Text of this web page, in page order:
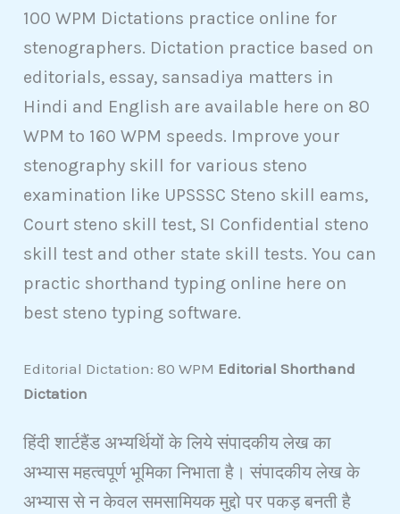
100 WPM Dictations practice online for
stenographers. Dictation practice based on
editorials, essay, sansadiya matters in
Hindi and English are available here on 80
WPM to 160 WPM speeds. Improve your
stenography skill for various steno
examination like UPSSSC Steno skill eams,
Court steno skill test, SI Confidential steno
skill test and other state skill tests. You can
practic shorthand typing online here on
best steno typing software.
Editorial Dictation: 80 WPM Editorial Shorthand
Dictation
हिंदी शार्टहैंड अभ्यर्थियों के लिये संपादकीय लेख का
अभ्यास महत्वपूर्ण भूमिका निभाता है। संपादकीय लेख के
अभ्यास से न केवल समसामियक मुद्दो पर पकड़ बनती है